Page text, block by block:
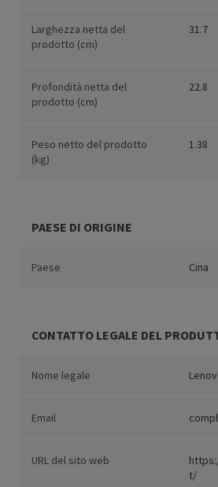
Larghezza netta del
prodotto (cm)
31.7
Profondità netta del
prodotto (cm)
22.8
Peso netto del prodotto
(kg)
1.38
PAESE DI ORIGINE
Paese Cina
CONTATTO LEGALE DEL
Nome legale
Email
URL del sito web
t/